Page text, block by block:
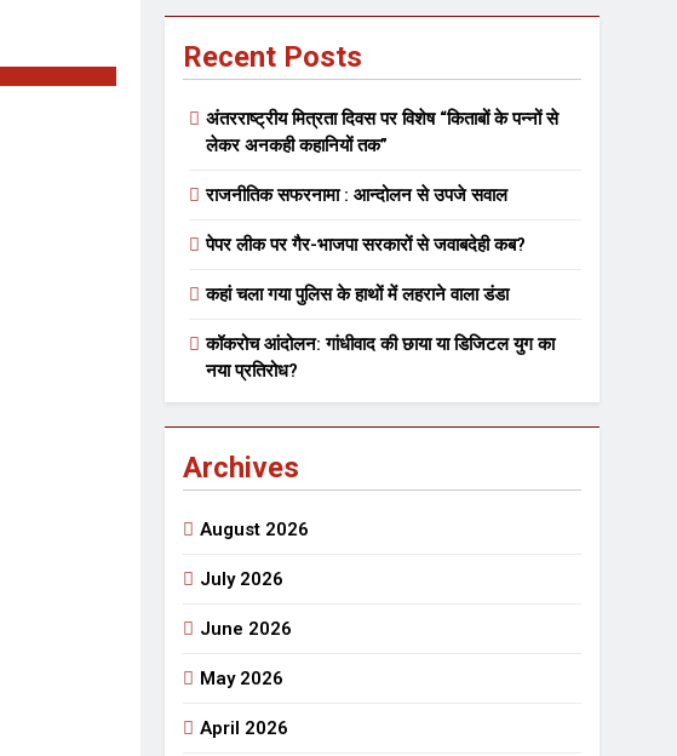
का भव्य आयोजन
समाज सेवा मे तत्पर दानवीर परिवार
प्रदर्शित/विमोचन हेतु संपर्क करें
मेल’ का लोकार्पण
3 Years Ago
का जन्म महोत्सव का भव्य आयोजन
Recent Posts
अंतरराष्ट्रीय मित्रता दिवस पर विशेष “किताबों के पन्नों से
लेकर अनकही कहानियों तक”
राजनीतिक सफरनामा : आन्दोलन से उपजे सवाल
पेपर लीक पर गैर-भाजपा सरकारों से जवाबदेही कब?
कहां चला गया पुलिस के हाथों में लहराने वाला डंडा
कॉकरोच आंदोलन: गांधीवाद की छाया या डिजिटल युग का
नया प्रतिरोध?
Archives
August 2026
July 2026
June 2026
May 2026
April 2026